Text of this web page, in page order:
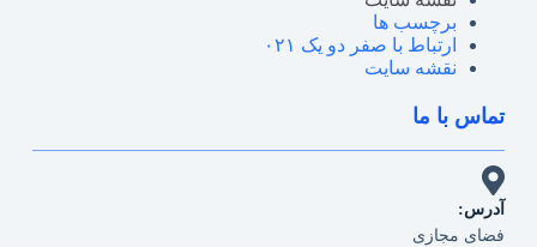
برچسب ها
ارتباط با صفر دو یک ۰۲۱
نقشه سایت
تماس با ما
آدرس:
فضای مجازی